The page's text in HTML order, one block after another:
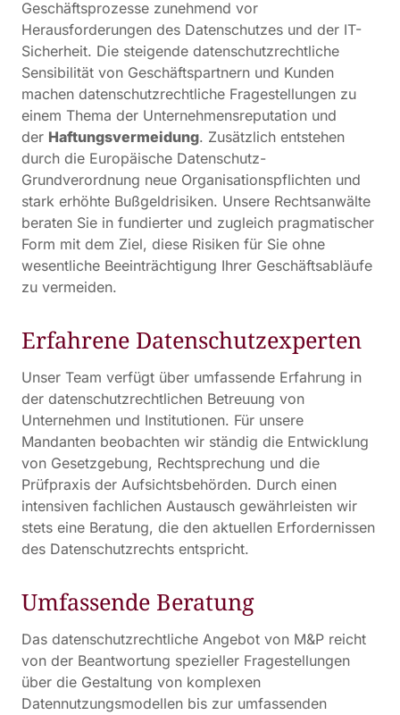
Geschäftsprozesse zunehmend vor
Herausforderungen des Datenschutzes und der IT-
Sicherheit. Die steigende datenschutzrechtliche
Sensibilität von Geschäftspartnern und Kunden
machen datenschutzrechtliche Fragestellungen zu
einem Thema der Unternehmensreputation und
der Haftungsvermeidung. Zusätzlich entstehen
durch die Europäische Datenschutz-
Grundverordnung neue Organisationspflichten und
stark erhöhte Bußgeldrisiken. Unsere Rechtsanwälte
beraten Sie in fundierter und zugleich pragmatischer
Form mit dem Ziel, diese Risiken für Sie ohne
wesentliche Beeinträchtigung Ihrer Geschäftsabläufe
zu vermeiden.
Erfahrene Datenschutzexperten
Unser Team verfügt über umfassende Erfahrung in
der datenschutzrechtlichen Betreuung von
Unternehmen und Institutionen. Für unsere
Mandanten beobachten wir ständig die Entwicklung
von Gesetzgebung, Rechtsprechung und die
Prüfpraxis der Aufsichtsbehörden. Durch einen
intensiven fachlichen Austausch gewährleisten wir
stets eine Beratung, die den aktuellen Erfordernissen
des Datenschutzrechts entspricht.
Umfassende Beratung
Das datenschutzrechtliche Angebot von M&P reicht
von der Beantwortung spezieller Fragestellungen
über die Gestaltung von komplexen
Datennutzungsmodellen bis zur umfassenden